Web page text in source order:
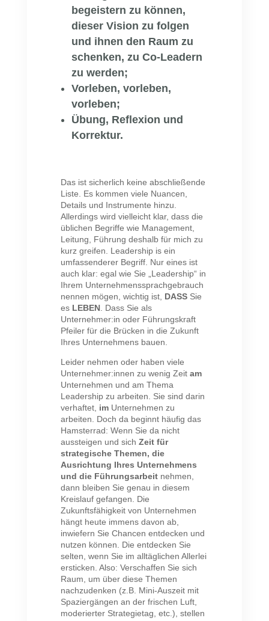
begeistern zu können,
dieser Vision zu folgen
und ihnen den Raum zu
schenken, zu Co-Leadern
zu werden;
Vorleben, vorleben,
vorleben;
Übung, Reflexion und
Korrektur.
Das ist sicherlich keine abschließende
Liste. Es kommen viele Nuancen,
Details und Instrumente hinzu.
Allerdings wird vielleicht klar, dass die
üblichen Begriffe wie Management,
Leitung, Führung deshalb für mich zu
kurz greifen. Leadership is ein
umfassenderer Begriff. Nur eines ist
auch klar: egal wie Sie „Leadership“ in
Ihrem Unternehmenssprachgebrauch
nennen mögen, wichtig ist, DASSSie
es LEBEN. Dass Sie als
Unternehmer:in oder Führungskraft
Pfeiler für die Brücken in die Zukunft
Ihres Unternehmens bauen.
Leider nehmen oder haben viele
Unternehmer:innen zu wenig Zeit am
Unternehmen und am Thema
Leadership zu arbeiten. Sie sind darin
verhaftet, imUnternehmen zu
arbeiten. Doch da beginnt häufig das
Hamsterrad: Wenn Sie da nicht
aussteigen und sich Zeit für
strategische Themen, die
Ausrichtung Ihres Unternehmens
und die Führungsarbeitnehmen,
dann bleiben Sie genau in diesem
Kreislauf gefangen. Die
Zukunftsfähigkeit von Unternehmen
hängt heute immens davon ab,
inwiefern Sie Chancen entdecken und
nutzen können. Die entdecken Sie
selten, wenn Sie im alltäglichen Allerlei
ersticken. Also: Verschaffen Sie sich
Raum, um über diese Themen
nachzudenken (z.B. Mini-Auszeit mit
Spaziergängen an der frischen Luft,
moderierter Strategietag, etc.), stellen